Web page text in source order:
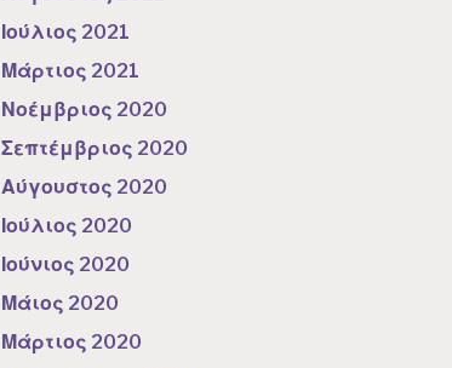
Ιούλιος 2021
Μάρτιος 2021
Νοέμβριος 2020
Σεπτέμβριος 2020
Αύγουστος 2020
Ιούλιος 2020
Ιούνιος 2020
Μάιος 2020
Μάρτιος 2020